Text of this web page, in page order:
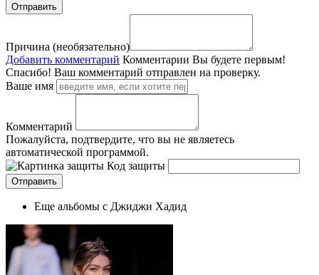
Причина (необязательно)
Добавить комментарий Комментарии Вы будете первым!
Спасибо! Ваш комментарий отправлен на проверку.
Ваше имя
Комментарий
Пожалуйста, подтвердите, что вы не являетесь
автоматической программой.
Код защиты
Еще альбомы с Джиджи Хадид